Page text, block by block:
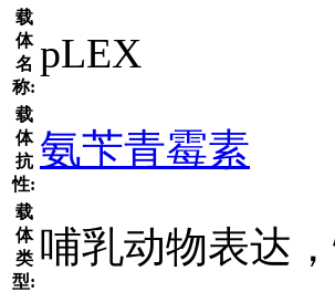
载
体
名
称:
pLEX
载
体
抗
性:
氨苄青霉素
载
体
类
型:
哺乳动物表达